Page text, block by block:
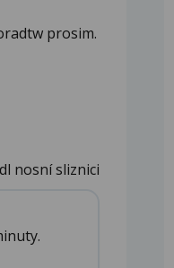
prosim.
nosní sliznici